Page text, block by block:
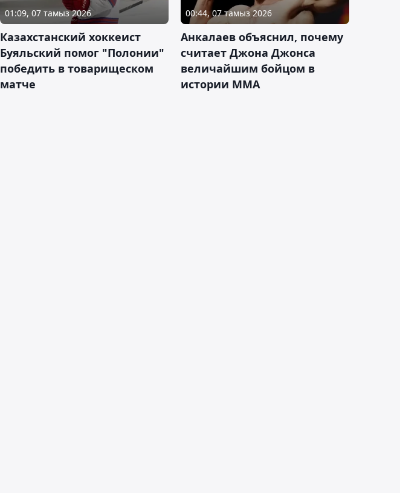
01:09, 07 тамыз 2026
Казахстанский хоккеист
Буяльский помог "Полонии"
победить в товарищеском
матче
00:44, 07 тамыз 2026
Анкалаев объяснил, почему
считает Джона Джонса
величайшим бойцом в
истории ММА